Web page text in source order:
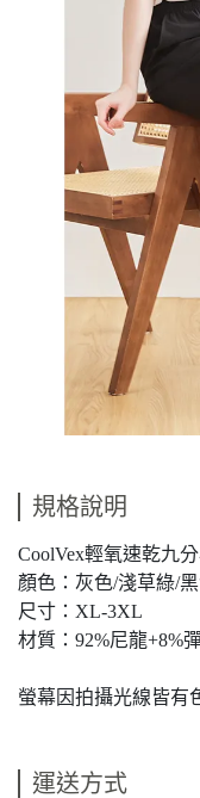
規格說明
CoolVex輕氧速乾九
顏色：灰色/淺草綠/
尺寸：XL-3XL
材質：92%尼龍+8%
螢幕因拍攝光線皆有
運送方式